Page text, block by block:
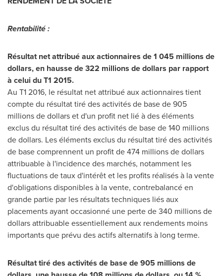
Rentabilité :
Résultat net attribué aux actionnaires de 1 045 millions de
dollars, en hausse de 322 millions de dollars par rapport
à celui du T1 2015.
Au T1 2016, le résultat net attribué aux actionnaires tient
compte du résultat tiré des activités de base de 905
millions de dollars et d'un profit net lié à des éléments
exclus du résultat tiré des activités de base de 140 millions
de dollars. Les éléments exclus du résultat tiré des activités
de base comprennent un profit de 474 millions de dollars
attribuable à l'incidence des marchés, notamment les
fluctuations de taux d'intérêt et les profits réalisés à la vente
d'obligations disponibles à la vente, contrebalancé en
grande partie par les résultats techniques liés aux
placements ayant occasionné une perte de 340 millions de
dollars attribuable essentiellement aux rendements moins
importants que prévu des actifs alternatifs à long terme.
Résultat tiré des activités de base de 905 millions de